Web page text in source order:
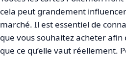
cela peut grandement
marché. Il est essentiel de
que vous souhaitez acheter afin
que ce qu’elle vaut réellement.